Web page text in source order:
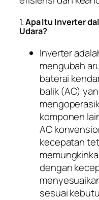
1.Apa Itu Inverter
Udara?
Inverter
mengubah
baterai
balik (AC)
komponen
AC
kecepatan
dengan
sesuai